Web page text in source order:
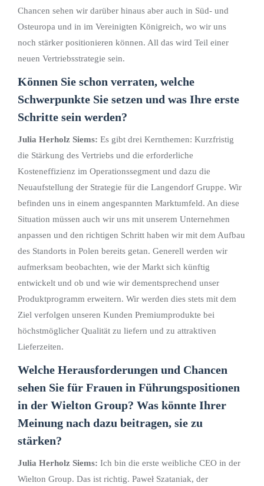
Chancen sehen wir darüber hinaus aber auch in Süd- und
Osteuropa und in im Vereinigten Königreich, wo wir uns
noch stärker positionieren können. All das wird Teil einer
neuen Vertriebsstrategie sein.
Können Sie schon verraten, welche
Schwerpunkte Sie setzen und was Ihre erste
Schritte sein werden?
Julia Herholz Siems: Es gibt drei Kernthemen: Kurzfristig
die Stärkung des Vertriebs und die erforderliche
Kosteneffizienz im Operationssegment und dazu die
Neuaufstellung der Strategie für die Langendorf Gruppe. Wir
befinden uns in einem angespannten Marktumfeld. An diese
Situation müssen auch wir uns mit unserem Unternehmen
anpassen und den richtigen Schritt haben wir mit dem Aufbau
des Standorts in Polen bereits getan. Generell werden wir
aufmerksam beobachten, wie der Markt sich künftig
entwickelt und ob und wie wir dementsprechend unser
Produktprogramm erweitern. Wir werden dies stets mit dem
Ziel verfolgen unseren Kunden Premiumprodukte bei
höchstmöglicher Qualität zu liefern und zu attraktiven
Lieferzeiten.
Welche Herausforderungen und Chancen
sehen Sie für Frauen in Führungspositionen
in der Wielton Group? Was könnte Ihrer
Meinung nach dazu beitragen, sie zu
stärken?
Julia Herholz Siems: Ich bin die erste weibliche CEO in der
Wielton Group. Das ist richtig. Paweł Szataniak, der